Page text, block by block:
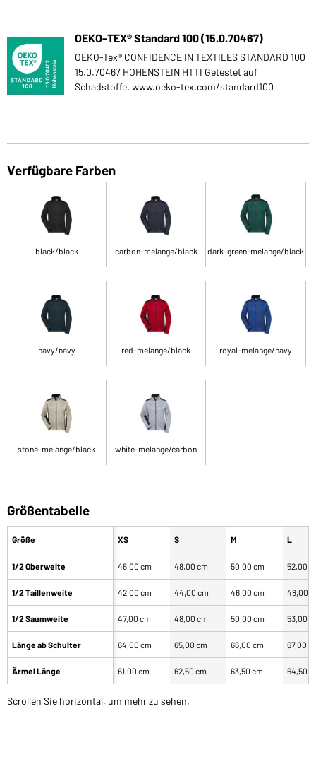
OEKO-TEX® Standard 100 (15.0.70467)
OEKO-Tex® CONFIDENCE IN TEXTILES STANDARD 100
15.0.70467 HOHENSTEIN HTTI Getestet auf
Schadstoffe. www.oeko-tex.com/standard100
Verfügbare Farben
black/black carbon-melange/black dark-green-melange/black
navy/navy red-melange/black royal-melange/navy
stone-melange/black white-melange/carbon
Größentabelle
Größe
1/2 Oberweite
1/2 Taillenweite
1/2 Saumweite
Länge ab Schulter
Ärmel Länge
XS S M L
46,00 cm 48,00 cm 50,00 cm 52,00
42,00 cm 44,00 cm 46,00 cm 48,00
47,00 cm 48,00 cm 50,00 cm 53,00
64,00 cm 65,00 cm 66,00 cm 67,00
61,00 cm 62,50 cm 63,50 cm 64,50
Scrollen Sie horizontal, um mehr zu sehen.